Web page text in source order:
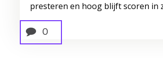
presteren en hoog blijft scoren in
0